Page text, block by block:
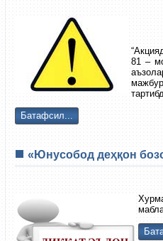
81 –
Батафсил...
«Юнусобод деҳқон